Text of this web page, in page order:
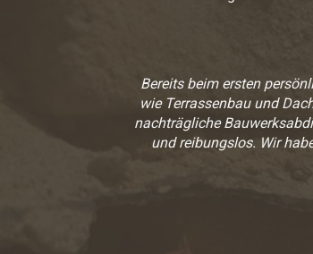
Bereits beim ersten
wie Terrassenbau und
nachträgliche
und reibungslos. Wir